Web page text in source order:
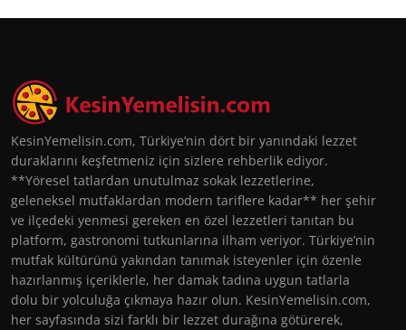
KesinYemelisin.com, Türkiye’nin dört bir yanındaki lezzet
duraklarını keşfetmeniz için sizlere rehberlik ediyor.
**Yöresel tatlardan unutulmaz sokak lezzetlerine,
geleneksel mutfaklardan modern tariflere kadar** her şehir
ve ilçedeki yenmesi gereken en özel lezzetleri tanıtan bu
platform, gastronomi tutkunlarına ilham veriyor. Türkiye’nin
mutfak kültürünü yakından tanımak isteyenler için özenle
hazırlanmış içeriklerle, her damak tadına uygun tatlarla
dolu bir yolculuğa çıkmaya hazır olun. KesinYemelisin.com,
her sayfasında sizi farklı bir lezzet durağına götürerek,